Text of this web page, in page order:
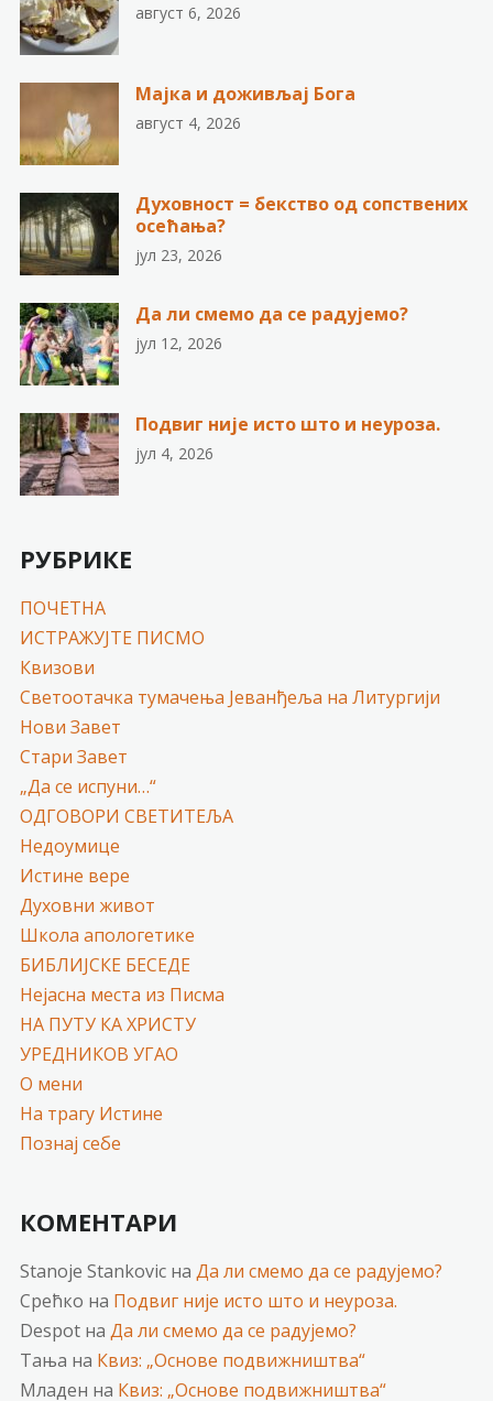
август 6, 2026
Мајка и доживљај Бога
август 4, 2026
Духовност = бекство од сопствених
осећања?
јул 23, 2026
Да ли смемо да се радујемо?
јул 12, 2026
Подвиг није исто што и неуроза.
јул 4, 2026
РУБРИКЕ
ПОЧЕТНА
ИСТРАЖУЈТЕ ПИСМО
Квизови
Светоотачка тумачења Јеванђеља на Литургији
Нови Завет
Стари Завет
„Да се испуни…“
ОДГОВОРИ СВЕТИТЕЉА
Недоумице
Истине вере
Духовни живот
Школа апологетике
БИБЛИЈСКЕ БЕСЕДЕ
Нејасна места из Писма
НА ПУТУ КА ХРИСТУ
УРЕДНИКОВ УГАО
О мени
На трагу Истине
Познај себе
КОМЕНТАРИ
Stanoje Stankovicна Да ли смемо да се радујемо?
Срећко на Подвиг није исто што и неуроза.
Despotна Да ли смемо да се радујемо?
Тања на Квиз: „Основе подвижништва“
Младен на Квиз: „Основе подвижништва“